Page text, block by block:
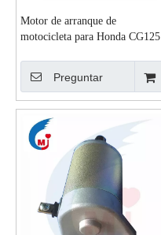
Motor de arranque de
motocicleta para Honda CG125
Preguntar